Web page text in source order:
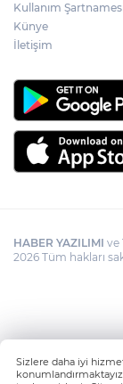
Kullanım
Künye
İletişim
HABER YAZILIMI ve
2026 Tüm hakları
Sizlere daha iyi